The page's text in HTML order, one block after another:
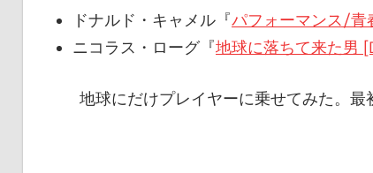
ドナルド・キャメル『パフォーマンス/青
ニコラス・ローグ『地球に落ちて来た男
地球にだけプレイヤーに乗せてみた。最